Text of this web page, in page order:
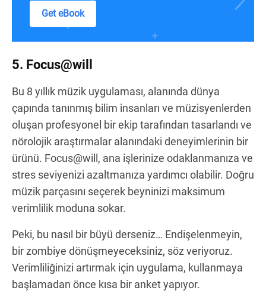
Get eBook
5. Focus@will
Bu 8 yıllık müzik uygulaması, alanında dünya
çapında tanınmış bilim insanları ve müzisyenlerden
oluşan profesyonel bir ekip tarafından tasarlandı ve
nörolojik araştırmalar alanındaki deneyimlerinin bir
ürünü. Focus@will, ana işlerinize odaklanmanıza ve
stres seviyenizi azaltmanıza yardımcı olabilir. Doğru
müzik parçasını seçerek beyninizi maksimum
verimlilik moduna sokar.
Peki, bu nasıl bir büyü derseniz… Endişelenmeyin,
bir zombiye dönüşmeyeceksiniz, söz veriyoruz.
Verimliliğinizi artırmak için uygulama, kullanmaya
başlamadan önce kısa bir anket yapıyor.